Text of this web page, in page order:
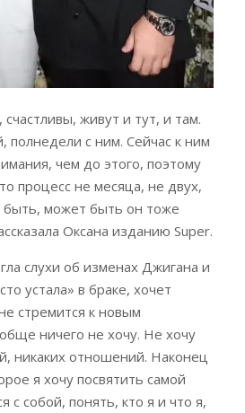
живут и тут, и там.
полнедели с ним. Сейчас к ним
чем до этого, поэтому
процесс не месяца, не двух,
быть, может быть он тоже
Оксана изданию Super.
слухи об изменах Джигана и
устала» в браке, хочет
стремится к новым
ничего не хочу. Не хочу
никаких отношений. Наконец
я хочу посвятить самой
с собой, понять, кто я и что я,